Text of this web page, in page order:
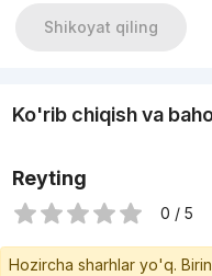
Shikoyat qiling
Ko'rib chiqish va
Reyting
0 / 5
Hozircha sharhlar yo'q.